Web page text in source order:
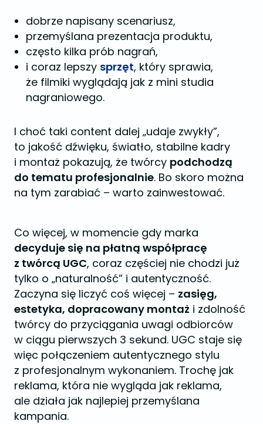
dobrze napisany scenariusz,
przemyślana prezentacja produktu,
często kilka prób nagrań,
i coraz lepszy sprzęt, który sprawia,
że filmiki wyglądają jak z mini studia
nagraniowego.
I choć taki content dalej „udaje zwykły”,
to jakość dźwięku, światło, stabilne kadry
i montaż pokazują, że twórcy podchodzą
do tematu profesjonalnie. Bo skoro można
na tym zarabiać – warto zainwestować.
Co więcej, w momencie gdy marka
decyduje się na płatną współpracę
z twórcą UGC, coraz częściej nie chodzi już
tylko o „naturalność” i autentyczność.
Zaczyna się liczyć coś więcej – zasięg,
estetyka, dopracowany montaż i zdolność
twórcy do przyciągania uwagi odbiorców
w ciągu pierwszych 3 sekund. UGC staje się
więc połączeniem autentycznego stylu
z profesjonalnym wykonaniem. Trochę jak
reklama, która nie wygląda jak reklama,
ale działa jak najlepiej przemyślana
kampania.